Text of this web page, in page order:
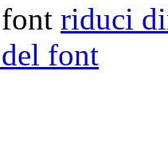
riduci
font